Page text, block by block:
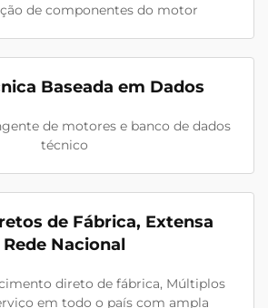
de componentes do motor
Baseada em Dados
de motores e banco de dados
técnico
de Fábrica, Extensa
Rede Nacional
direto de fábrica, Múltiplos
em todo o país com ampla